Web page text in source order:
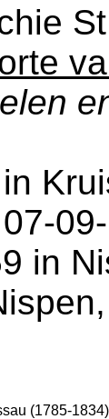
in
(1785-